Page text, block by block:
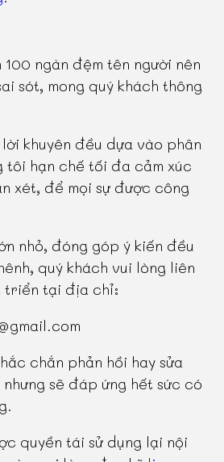
100 ngàn đệm tên người nên
sót, mong quý khách thông
khuyên đều dựa vào phân
tôi hạn chế tối đa cảm xúc
xét, để mọi sự được công
nhỏ, đóng góp ý kiến đều
quý khách vui lòng liên
triển tại địa chỉ:
chắn phản hồi hay sửa
sẽ đáp ứng hết sức có
quyền tái sử dụng lại nội